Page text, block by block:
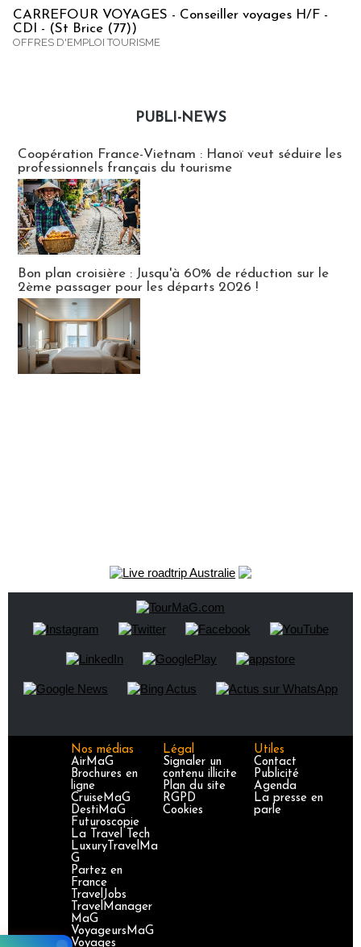
CARREFOUR VOYAGES - Conseiller voyages H/F -
CDI - (St Brice (77))
OFFRES D'EMPLOI TOURISME
PUBLI-NEWS
Coopération France-Vietnam : Hanoï veut séduire les
professionnels français du tourisme
Bon plan croisière : Jusqu'à 60% de réduction sur le
2ème passager pour les départs 2026 !
Nos médias
AirMaG
Brochures en
ligne
CruiseMaG
DestiMaG
Futuroscopie
La Travel Tech
LuxuryTravelMa
G
Partez en
France
TravelJobs
TravelManager
MaG
VoyageursMaG
Voyages
Légal
Signaler un
contenu illicite
Plan du site
RGPD
Cookies
Utiles
Contact
Publicité
Agenda
La presse en
parle